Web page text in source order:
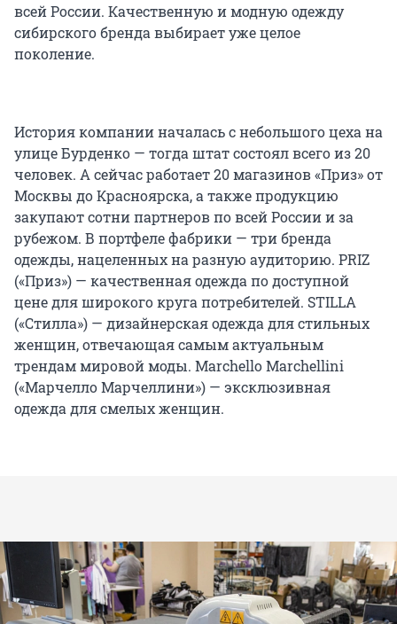
всей России. Качественную и модную одежду
сибирского бренда выбирает уже целое
поколение.
История компании началась с небольшого цеха на
улице Бурденко — тогда штат состоял всего из 20
человек. А сейчас работает 20 магазинов «Приз» от
Москвы до Красноярска, а также продукцию
закупают сотни партнеров по всей России и за
рубежом. В портфеле фабрики — три бренда
одежды, нацеленных на разную аудиторию. PRIZ
(«Приз») — качественная одежда по доступной
цене для широкого круга потребителей. STILLA
(«Стилла») — дизайнерская одежда для стильных
женщин, отвечающая самым актуальным
трендам мировой моды. Marchello Marchellini
(«Марчелло Марчеллини») — эксклюзивная
одежда для смелых женщин.